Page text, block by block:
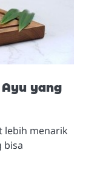
yang
lebih menarik
bisa